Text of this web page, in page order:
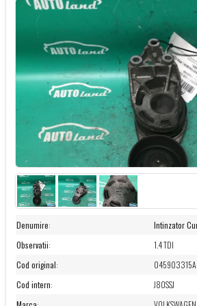
Denumire:
Intinzator
Observatii:
1.4 TDI
Cod original:
045903315A
Cod intern:
J80SSJ